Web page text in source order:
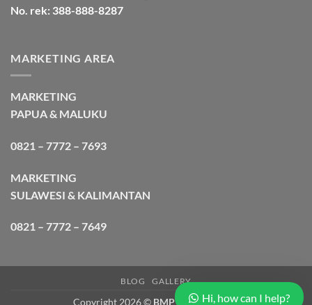
No. rek: 388-888-8287
MARKETING AREA
MARKETING
PAPUA & MALUKU
0821 – 7772 – 7693
MARKETING
SULAWESI & KALIMANTAN
0821 – 7772 – 7649
BLOG GALLERY
Copyright 2026 © BMP Cargo ExpressHi, how can I help?